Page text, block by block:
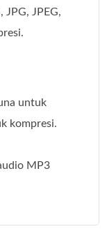
JPG, JPEG,
untuk
kompresi.
MP3